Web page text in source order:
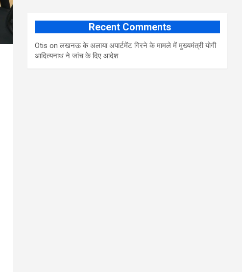
Recent Comments
Otis onलखनऊ के अलाया अपार्टमेंट गिरने के मामले में मुख्‍यमंत्री योगी
आद‍ित्‍यनाथ ने जांच के द‍िए आदेश